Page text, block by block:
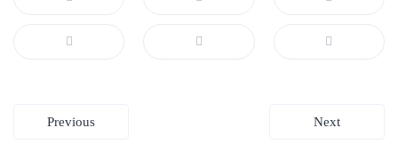
Beitragsnavigation
Previous Next